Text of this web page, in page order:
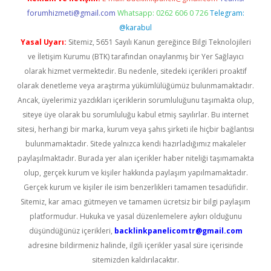
forumhizmeti@gmail.com Whatsapp: 0262 606 0 726 Telegram:
@karabul
Yasal Uyarı: Sitemiz, 5651 Sayılı Kanun gereğince Bilgi Teknolojileri
ve İletişim Kurumu (BTK) tarafından onaylanmış bir Yer Sağlayıcı
olarak hizmet vermektedir. Bu nedenle, sitedeki içerikleri proaktif
olarak denetleme veya araştırma yükümlülüğümüz bulunmamaktadır.
Ancak, üyelerimiz yazdıkları içeriklerin sorumluluğunu taşımakta olup,
siteye üye olarak bu sorumluluğu kabul etmiş sayılırlar. Bu internet
sitesi, herhangi bir marka, kurum veya şahıs şirketi ile hiçbir bağlantısı
bulunmamaktadır. Sitede yalnızca kendi hazırladığımız makaleler
paylaşılmaktadır. Burada yer alan içerikler haber niteliği taşımamakta
olup, gerçek kurum ve kişiler hakkında paylaşım yapılmamaktadır.
Gerçek kurum ve kişiler ile isim benzerlikleri tamamen tesadüfidir.
Sitemiz, kar amacı gütmeyen ve tamamen ücretsiz bir bilgi paylaşım
platformudur. Hukuka ve yasal düzenlemelere aykırı olduğunu
düşündüğünüz içerikleri, backlinkpanelicomtr@gmail.com
adresine bildirmeniz halinde, ilgili içerikler yasal süre içerisinde
sitemizden kaldırılacaktır.